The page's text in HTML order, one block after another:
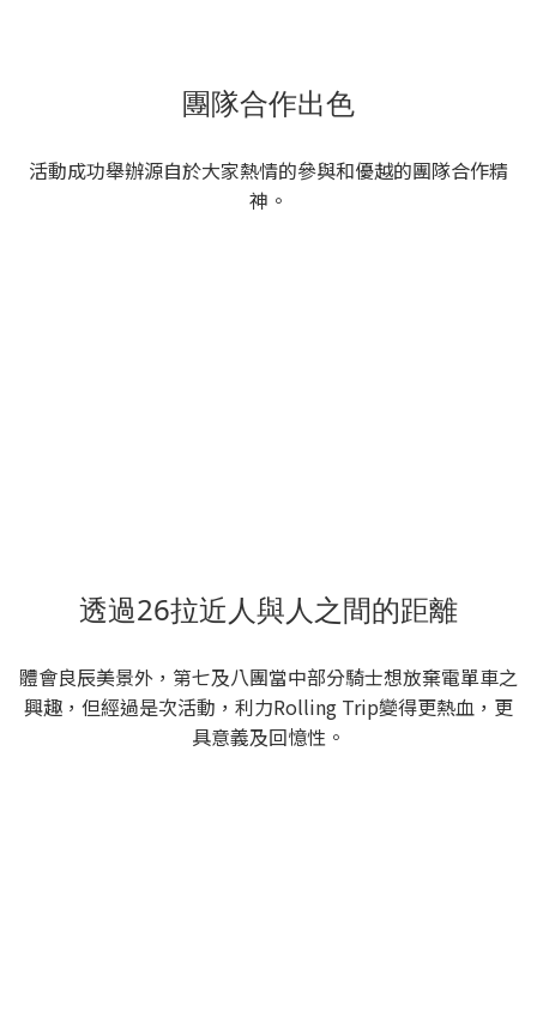
團隊合作出色
活動成功舉辦源自於大家熱情的參與和優越的團隊合作精
神。
透過26拉近人與人之間的距離
體會良辰美景外，第七及八團當中部分騎士想放棄電單車之
興趣，但經過是次活動，利力Rolling Trip變得更熱血，更
具意義及回憶性。